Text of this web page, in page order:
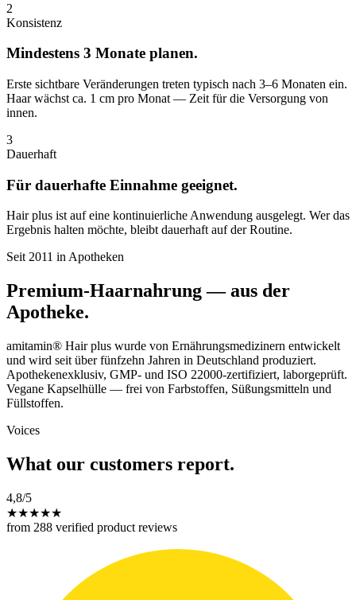
2
Konsistenz
Mindestens 3 Monate planen.
Erste sichtbare Veränderungen treten typisch nach 3–6 Monaten ein.
Haar wächst ca. 1 cm pro Monat — Zeit für die Versorgung von
innen.
3
Dauerhaft
Für dauerhafte Einnahme geeignet.
Hair plus ist auf eine kontinuierliche Anwendung ausgelegt. Wer das
Ergebnis halten möchte, bleibt dauerhaft auf der Routine.
Seit 2011 in Apotheken
Premium-Haarnahrung — aus der
Apotheke.
amitamin® Hair plus wurde von Ernährungsmedizinern entwickelt
und wird seit über fünfzehn Jahren in Deutschland produziert.
Apothekenexklusiv, GMP- und ISO 22000-zertifiziert, laborgeprüft.
Vegane Kapselhülle — frei von Farbstoffen, Süßungsmitteln und
Füllstoffen.
Voices
What our customers report.
4,8/5
★★★★★
from 288 verified product reviews